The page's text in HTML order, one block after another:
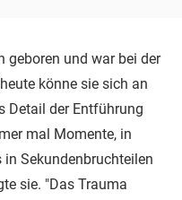
geboren und war bei der
könne sie sich an
Detail der Entführung
mal Momente, in
Sekundenbruchteilen
sie. "Das Trauma